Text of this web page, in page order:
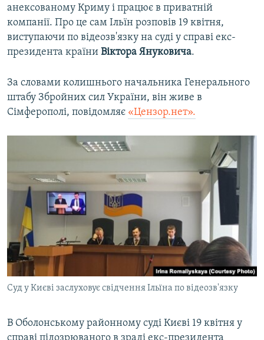
анексованому Криму і працює в приватній
компанії. Про це сам Ільїн розповів 19 квітня,
виступаючи по відеозв'язку на суді у справі екс-
президента країни Віктора Януковича.
За словами колишнього начальника Генерального
штабу Збройних сил України, він живе в
Сімферополі, повідомляє «Цензор.нет».
Суд у Києві заслуховує свідчення Ільїна по відеозв'язку
В Оболонському районному суді Києві 19 квітня у